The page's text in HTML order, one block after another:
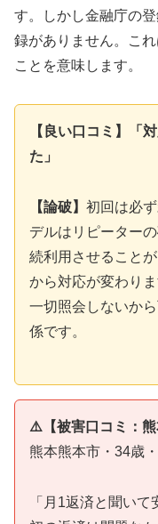
す。しかし金融庁の
録がありません。これ
ことを意味します。
【良い口コミ】「
た」
【論破】 初回は必
デルはリピーター
続利用させること
から対応が変わり
一切照会しないか
係です。
⚠️【被害口コミ：熊
熊本熊本市・34歳
「月1返済と聞い